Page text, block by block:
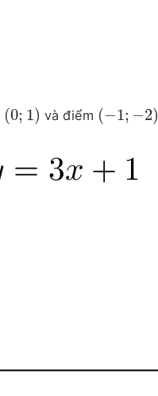
(0; 1)
(0;1) và điểm (−1; −2)
( −1;− 2)